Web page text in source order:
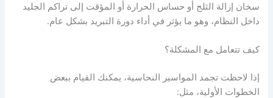
سخان إزالة الثلج أو حساس الحرارة أو المؤقت إلى تراكم الجليد
داخل النظام، وهو ما يؤثر في أداء دورة التبريد بشكل عام.
كيف تتعامل مع المشكلة؟
إذا لاحظت تجمد المواسير النحاسية، يمكنك القيام ببعض
الخطوات الأولية، مثل: